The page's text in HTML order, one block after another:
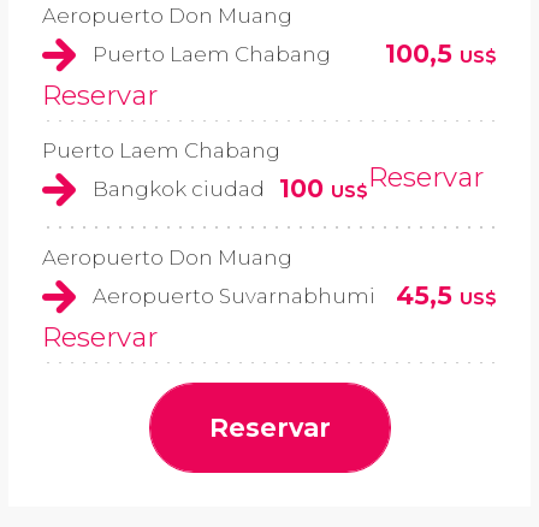
Aeropuerto Don Muang
Puerto Laem Chabang
100,5 US$
Reservar
Puerto Laem Chabang
Bangkok ciudad
100 US$Reservar
Aeropuerto Don Muang
Aeropuerto Suvarnabhumi
45,5 US$
Reservar
Reservar